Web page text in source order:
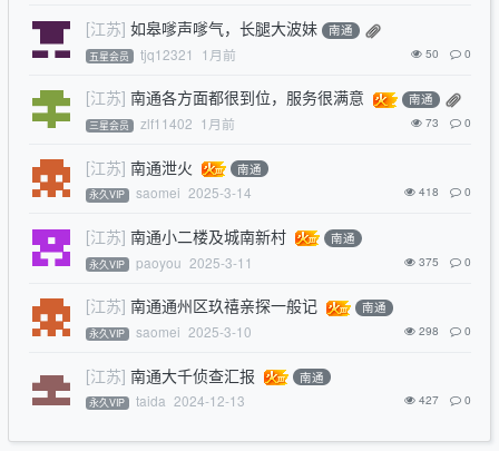
[江苏] 如皋嗲声嗲气，长腿大波妹 南通
五星会员 tjq12321 1月前 50 0
[江苏] 南通各方面都很到位，服务很满意 南通
三星会员 zlf11402 1月前 73 0
[江苏] 南通泄火 南通
永久VIP saomei 2025-3-14 418 0
[江苏] 南通小二楼及城南新村 南通
永久VIP paoyou 2025-3-11 375 0
[江苏] 南通通州区玖禧亲探一般记 南通
永久VIP saomei 2025-3-10 298 0
[江苏] 南通大千侦查汇报 南通
永久VIP taida 2024-12-13 427 0